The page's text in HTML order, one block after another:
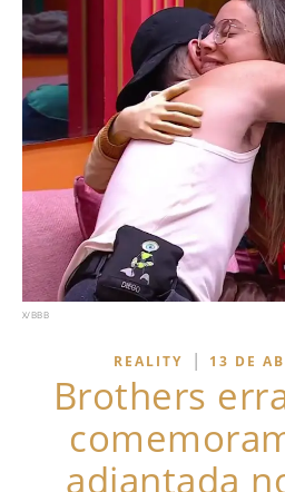
X/BBB
REALITY | 13 DE
Brothers
adiantada